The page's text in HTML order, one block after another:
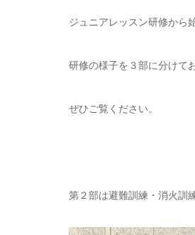
ジュニアレッスン研修から
研修の様子を３部に分けて
ぜひご覧ください。
第２部は避難訓練・消火訓